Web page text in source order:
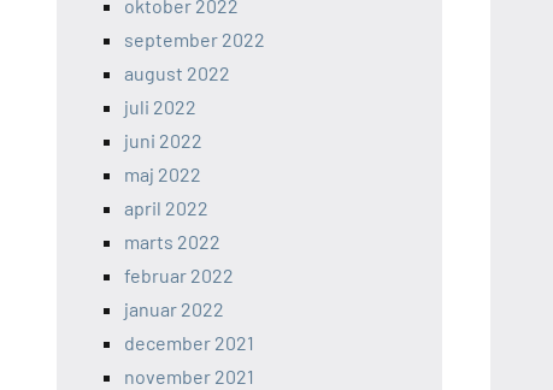
oktober 2022
september 2022
august 2022
juli 2022
juni 2022
maj 2022
april 2022
marts 2022
februar 2022
januar 2022
december 2021
november 2021